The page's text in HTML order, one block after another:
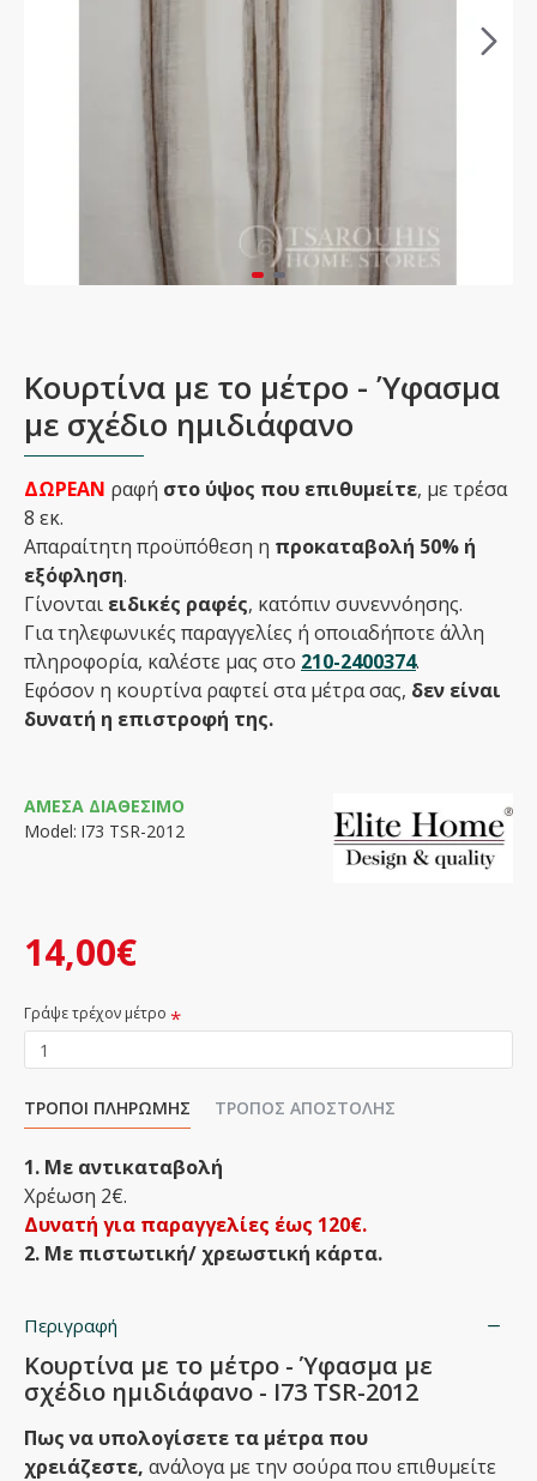
Κουρτίνα με το μέτρο - Ύφασμα
με σχέδιο ημιδιάφανο
ΔΩΡΕΑΝ ραφή στο ύψος που επιθυμείτε, με τρέσα
8 εκ.
Απαραίτητη προϋπόθεση η προκαταβολή 50% ή
εξόφληση.
Γίνονται ειδικές ραφές, κατόπιν συνεννόησης.
Για τηλεφωνικές παραγγελίες ή οποιαδήποτε άλλη
πληροφορία, καλέστε μας στο 210-2400374.
Εφόσον η κουρτίνα ραφτεί στα μέτρα σας, δεν είναι
δυνατή η επιστροφή της.
14,00€
ΆΜΕΣΑ ΔΙΑΘΈΣΙΜΟ
Model: Ι73 TSR-2012
Γράψε τρέχον μέτρο
ΤΡΌΠΟΙ ΠΛΗΡΩΜΉΣ ΤΡΌΠΟΣ ΑΠΟΣΤΟΛΉΣ
1. Με αντικαταβολή
Χρέωση 2€.
Δυνατή για παραγγελίες έως 120€.
2. Με πιστωτική/ χρεωστική κάρτα.
Περιγραφή
Κουρτίνα με το μέτρο - Ύφασμα με
σχέδιο ημιδιάφανο - Ι73 TSR-2012
Πως να υπολογίσετε τα μέτρα που
χρειάζεστε, ανάλογα με την σούρα που επιθυμείτε